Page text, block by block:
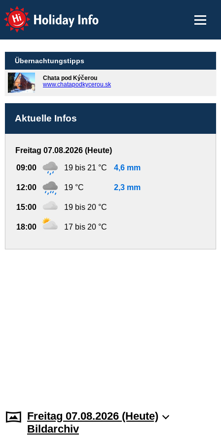
Holiday Info
Übernachtungstipps
Chata pod Kýčerou
www.chatapodkycerou.sk
Aktuelle Infos
Freitag 07.08.2026 (Heute)
09:00 19 bis 21 °C 4,6 mm
12:00 19 °C 2,3 mm
15:00 19 bis 20 °C
18:00 17 bis 20 °C
Freitag 07.08.2026 (Heute)
Bildarchiv